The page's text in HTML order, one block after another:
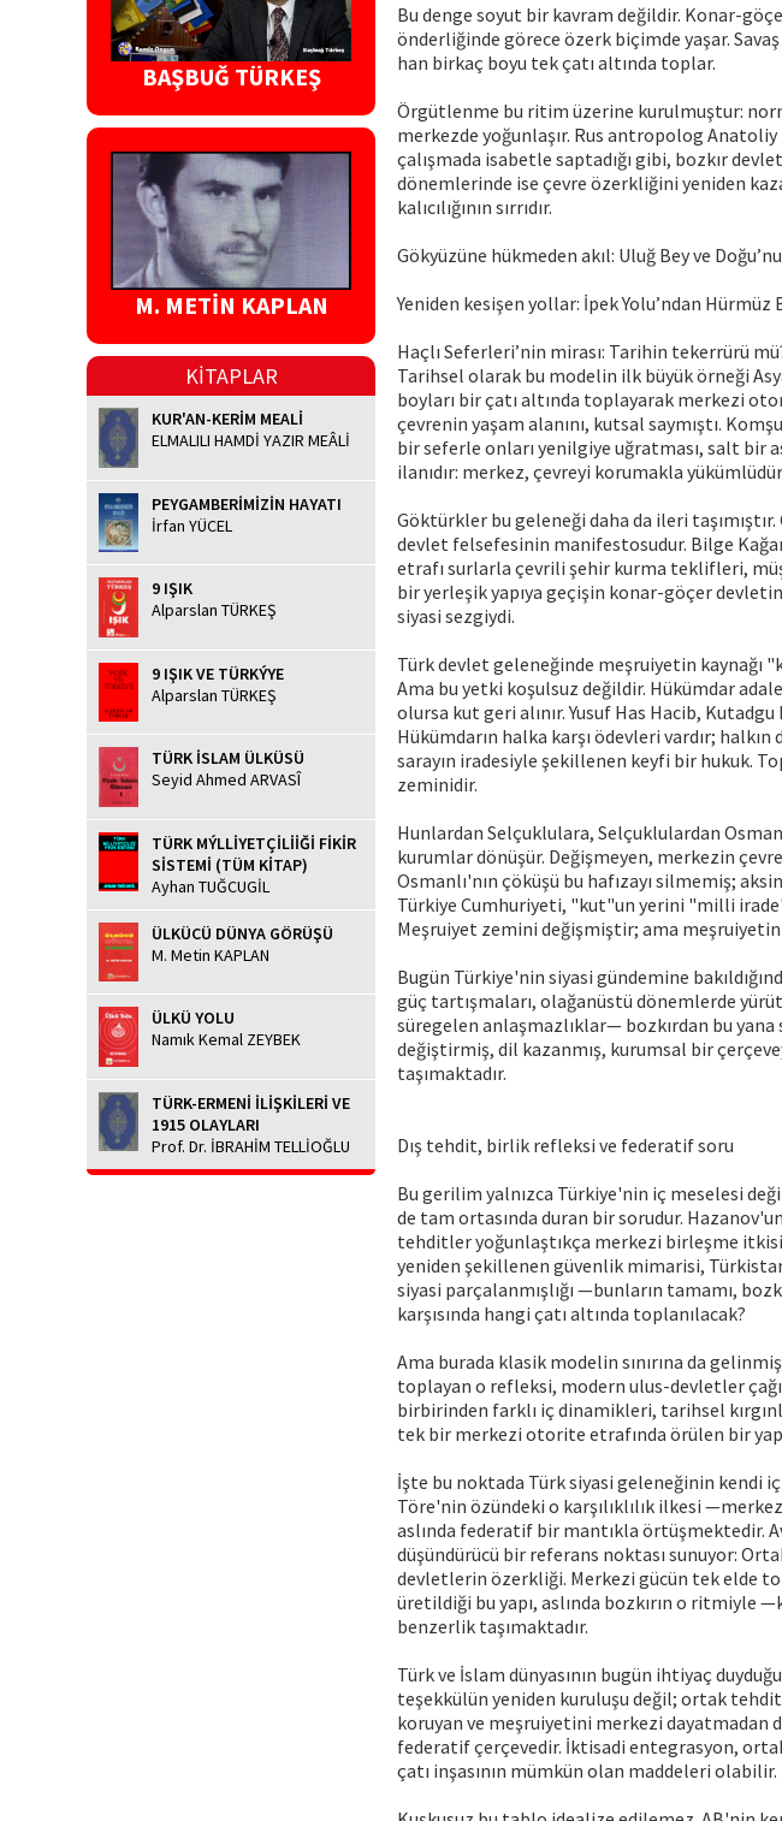
BAŞBUĞ TÜRKEŞ
M. METİN KAPLAN
KİTAPLAR
KUR'AN-KERİM MEALİ
ELMALILI HAMDİ YAZIR MEÂLİ
PEYGAMBERİMİZİN HAYATI
İrfan YÜCEL
9 IŞIK
Alparslan TÜRKEŞ
9 IŞIK VE TÜRKÝYE
Alparslan TÜRKEŞ
TÜRK İSLAM ÜLKÜSÜ
Seyid Ahmed ARVASÎ
TÜRK MÝLLİYETÇİLİİĞİ FİKİR
SİSTEMİ (TÜM KİTAP)
Ayhan TUĞCUGİL
ÜLKÜCÜ DÜNYA GÖRÜŞÜ
M. Metin KAPLAN
ÜLKÜ YOLU
Namık Kemal ZEYBEK
TÜRK-ERMENİ İLİŞKİLERİ VE
1915 OLAYLARI
Prof. Dr. İBRAHİM TELLİOĞLU
Bu denge soyut bir kavram değildir. Konar-
önderliğinde görece özerk biçimde yaşar. Savaş
han birkaç boyu tek çatı altında toplar.
Örgütlenme bu ritim üzerine kurulmuştur:
merkezde yoğunlaşır. Rus antropolog
çalışmada isabetle saptadığı gibi, bozkır
dönemlerinde ise çevre özerkliğini yeniden
kalıcılığının sırrıdır.
Gökyüzüne hükmeden akıl: Uluğ Bey ve
Yeniden kesişen yollar: İpek Yolu’ndan
Haçlı Seferleri’nin mirası: Tarihin tekerrürü
Tarihsel olarak bu modelin ilk büyük örneği
boyları bir çatı altında toplayarak merkezi
çevrenin yaşam alanını, kutsal saymıştı.
bir seferle onları yenilgiye uğratması, salt bir
ilanıdır: merkez, çevreyi korumakla
Göktürkler bu geleneği daha da ileri
devlet felsefesinin manifestosudur. Bilge
etrafı surlarla çevrili şehir kurma teklifleri,
bir yerleşik yapıya geçişin konar-göçer
siyasi sezgiydi.
Türk devlet geleneğinde meşruiyetin kaynağı
Ama bu yetki koşulsuz değildir. Hükümdar
olursa kut geri alınır. Yusuf Has Hacib,
Hükümdarın halka karşı ödevleri vardır;
sarayın iradesiyle şekillenen keyfi bir hukuk.
zeminidir.
Hunlardan Selçuklulara, Selçuklulardan
kurumlar dönüşür. Değişmeyen, merkezin
Osmanlı'nın çöküşü bu hafızayı silmemiş;
Türkiye Cumhuriyeti, "kut"un yerini "milli
Meşruiyet zemini değişmiştir; ama
Bugün Türkiye'nin siyasi gündemine
güç tartışmaları, olağanüstü dönemlerde
süregelen anlaşmazlıklar— bozkırdan bu
değiştirmiş, dil kazanmış, kurumsal bir
taşımaktadır.
Dış tehdit, birlik refleksi ve federatif soru
Bu gerilim yalnızca Türkiye'nin iç meselesi
de tam ortasında duran bir sorudur.
tehditler yoğunlaştıkça merkezi birleşme itkisi
yeniden şekillenen güvenlik mimarisi,
siyasi parçalanmışlığı —bunların tamamı,
karşısında hangi çatı altında toplanılacak?
Ama burada klasik modelin sınırına da
toplayan o refleksi, modern ulus-devletler
birbirinden farklı iç dinamikleri, tarihsel
tek bir merkezi otorite etrafında örülen bir
İşte bu noktada Türk siyasi geleneğinin kendi
Töre'nin özündeki o karşılıklılık ilkesi
aslında federatif bir mantıkla örtüşmektedir.
düşündürücü bir referans noktası sunuyor:
devletlerin özerkliği. Merkezi gücün tek elde
üretildiği bu yapı, aslında bozkırın o ritmiyle
benzerlik taşımaktadır.
Türk ve İslam dünyasının bugün ihtiyaç
teşekkülün yeniden kuruluşu değil; ortak
koruyan ve meşruiyetini merkezi dayatmadan
federatif çerçevedir. İktisadi entegrasyon,
çatı inşasının mümkün olan maddeleri olabilir.